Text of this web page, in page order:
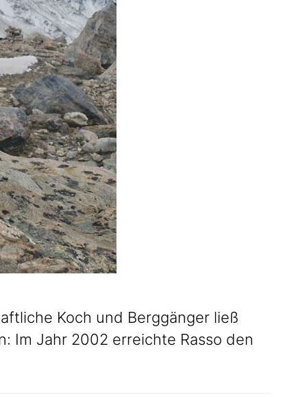
Koch und Berggänger ließ
Im Jahr 2002 erreichte Rasso den